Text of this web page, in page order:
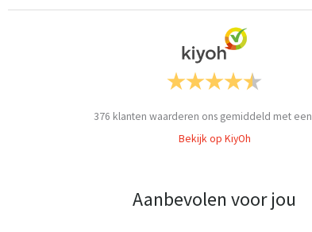
376 klanten waarderen ons gemiddeld met een
Bekijk op KiyOh
Aanbevolen voor jou